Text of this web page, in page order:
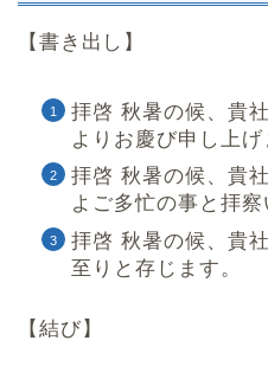
【書き出し】
拝啓 秋暑の候、貴
よりお慶び申し上げ
拝啓 秋暑の候、貴
よご多忙の事と拝察
拝啓 秋暑の候、貴
至りと存じます。
【結び】